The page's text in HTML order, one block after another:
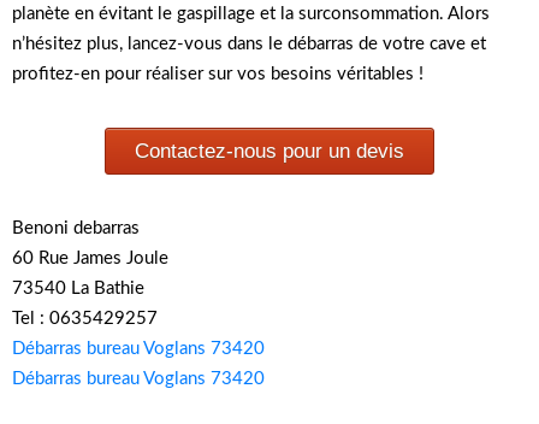
planète en évitant le gaspillage et la surconsommation. Alors
n’hésitez plus, lancez-vous dans le débarras de votre cave et
profitez-en pour réaliser sur vos besoins véritables !
Contactez-nous pour un devis
Benoni debarras
60 Rue James Joule
73540 La Bathie
Tel : 0635429257
Débarras bureau Voglans 73420
Débarras bureau Voglans 73420